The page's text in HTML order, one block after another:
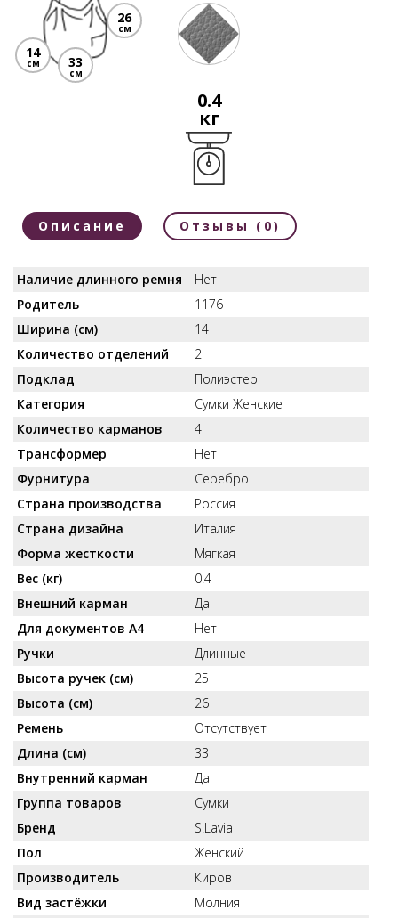
14
см
26
см
33
см
0.4
кг
Описание Отзывы (0)
Наличие длинного ремня
Нет
Родитель
1176
Ширина (см)
14
Количество отделений
2
Подклад
Полиэстер
Категория
Сумки Женские
Количество карманов
4
Трансформер
Нет
Фурнитура
Серебро
Страна производства
Россия
Страна дизайна
Италия
Форма жесткости
Мягкая
Вес (кг)
0.4
Внешний карман
Да
Для документов А4
Нет
Ручки
Длинные
Высота ручек (см)
25
Высота (см)
26
Ремень
Отсутствует
Длина (см)
33
Внутренний карман
Да
Группа товаров
Сумки
Бренд
S.Lavia
Пол
Женский
Производитель
Киров
Вид застёжки
Молния